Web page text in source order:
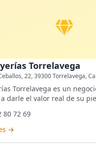
Torrelavega
22, 39300 Torrelavega,
Torrelavega es un
darle el valor real de su
de empeño y disponen de
únicos de oro y plata.
80 72 69
→